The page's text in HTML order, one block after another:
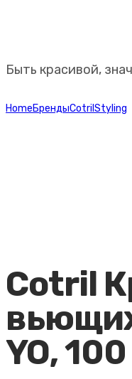
Быть красивой,
HomeБрендыCotril Styling
Cotril
YO,